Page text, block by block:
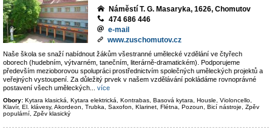
Náměstí T. G. Masaryka, 1626, Chomutov
474 686 446
e-mail
www.zuschomutov.cz
Naše škola se snaží nabídnout žákům všestranné umělecké vzdělání ve čtyřech
oborech (hudebním, výtvarném, tanečním, literárně-dramatickém). Podporujeme
především mezioborovou spolupráci prostřednictvím společných uměleckých projektů a
veřejných vystoupení. Za důležitý prvek v našem vzdělávání pokládáme rovnoprávné
postavení všech uměleckých
více
Obory: Kytara klasická, Kytara elektrická, Kontrabas, Basová kytara, Housle, Violoncello,
Klavír, El. klávesy, Akordeon, Trubka, Saxofon, Klarinet, Flétna, Pozoun, Bicí nástroje, Zpěv
populární, Zpěv klasický